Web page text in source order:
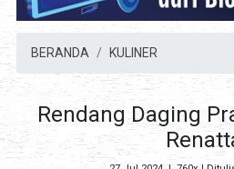
BERANDA KULINER
Rendang Daging